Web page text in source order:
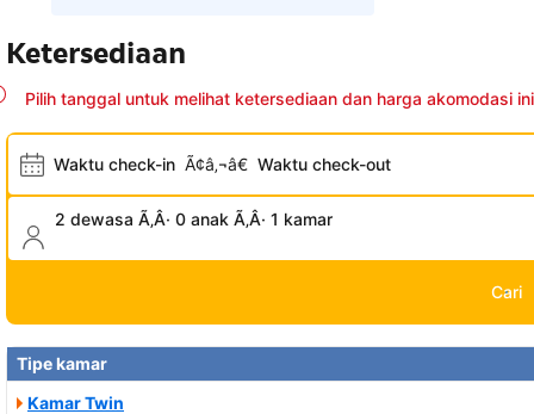
Ketersediaan
Pilih tanggal untuk melihat ketersediaan dan harga akomodasi ini
Waktu check-in Ã¢â‚¬â€ Waktu check-out
2 dewasa Ã‚Â· 0 anak Ã‚Â· 1 kamar
Cari
Tipe kamar
Kamar Twin